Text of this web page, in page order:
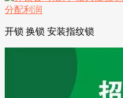
开锁 换锁 安装指纹锁